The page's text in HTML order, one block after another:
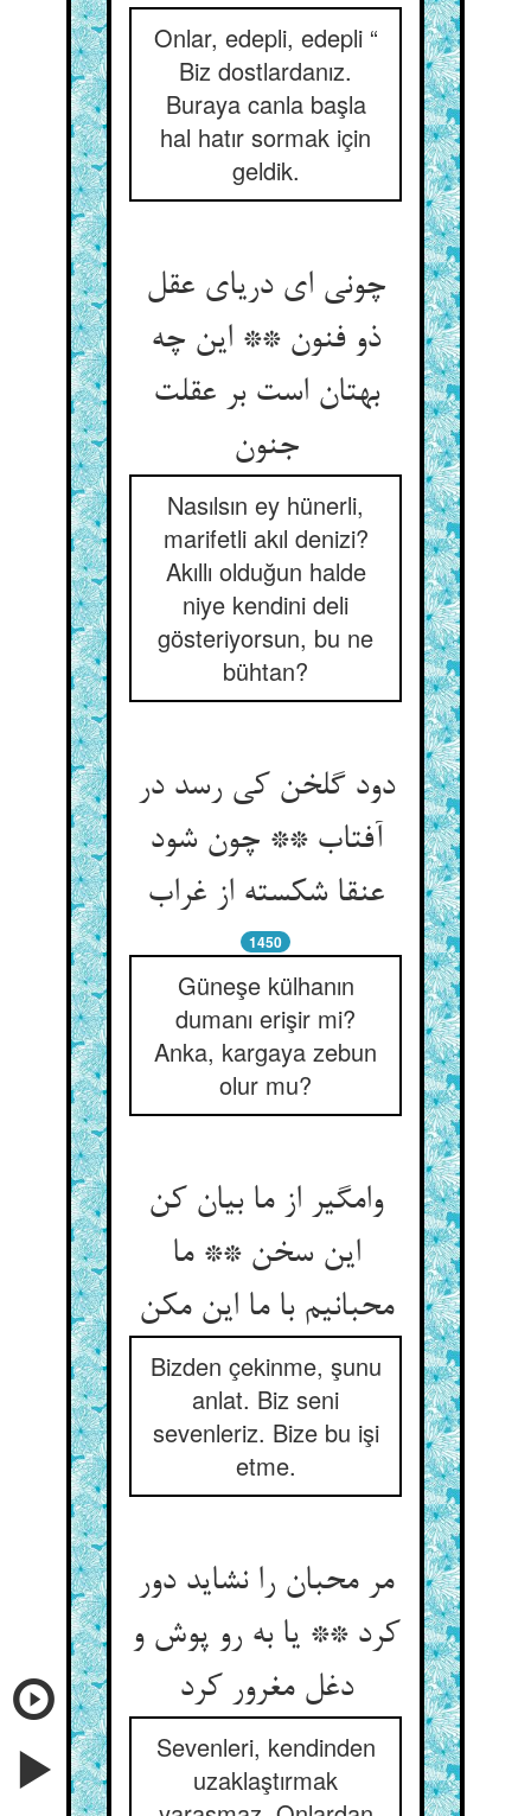
Onlar, edepli, edepli “
Biz dostlardanız.
Buraya canla başla
hal hatır sormak için
geldik.
چونی ای دریای عقل
ذو فنون ** این چه
بهتان است بر عقلت
جنون‏
Nasılsın ey hünerli,
marifetli akıl denizi?
Akıllı olduğun halde
niye kendini deli
gösteriyorsun, bu ne
bühtan?
دود گلخن کی رسد در
آفتاب ** چون شود
عنقا شکسته از غراب‏
1450
Güneşe külhanın
dumanı erişir mi?
Anka, kargaya zebun
olur mu?
وامگیر از ما بیان کن
این سخن ** ما
محبانیم با ما این مکن‏
Bizden çekinme, şunu
anlat. Biz seni
sevenleriz. Bize bu işi
etme.
مر محبان را نشاید دور
کرد ** یا به رو پوش و
دغل مغرور کرد
Sevenleri, kendinden
uzaklaştırmak